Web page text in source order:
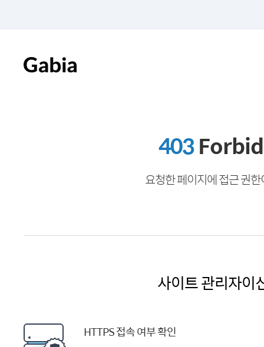
403
요청한 페이지에 접근 권
사이트 관리자이
HTTPS 접속 여부 확인